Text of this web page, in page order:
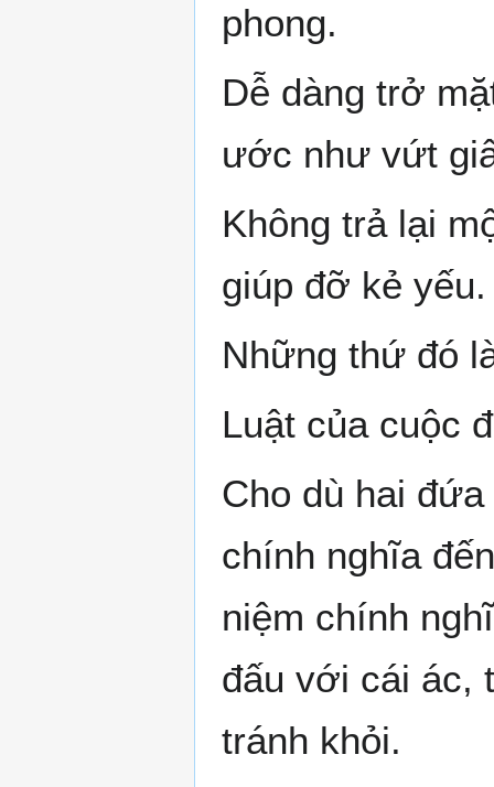
phong.
Dễ dàng trở
ước như vứt
Không trả lại
giúp đỡ kẻ yếu.
Những thứ đó
Luật của cuộc
Cho dù hai
chính nghĩa
niệm chính
đấu với cái ác,
tránh khỏi.